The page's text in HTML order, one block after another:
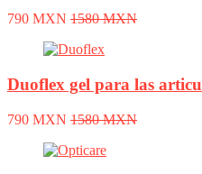
790 MXN 1580 MXN
Duoflex gel para las
790 MXN 1580 MXN